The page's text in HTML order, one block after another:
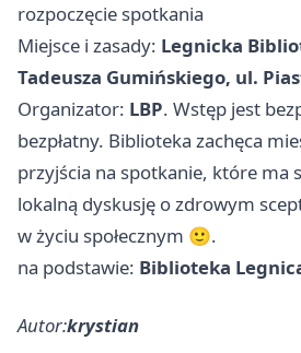
rozpoczęcie spotkania
Miejsce i zasady: Legnicka
Tadeusza Gumińskiego, ul.
Organizator: LBP. Wstęp jest
bezpłatny. Biblioteka zachęca
przyjścia na spotkanie, które ma
lokalną dyskusję o zdrowym
w życiu społecznym 🙂.
na podstawie: Biblioteka
Autor:krystian